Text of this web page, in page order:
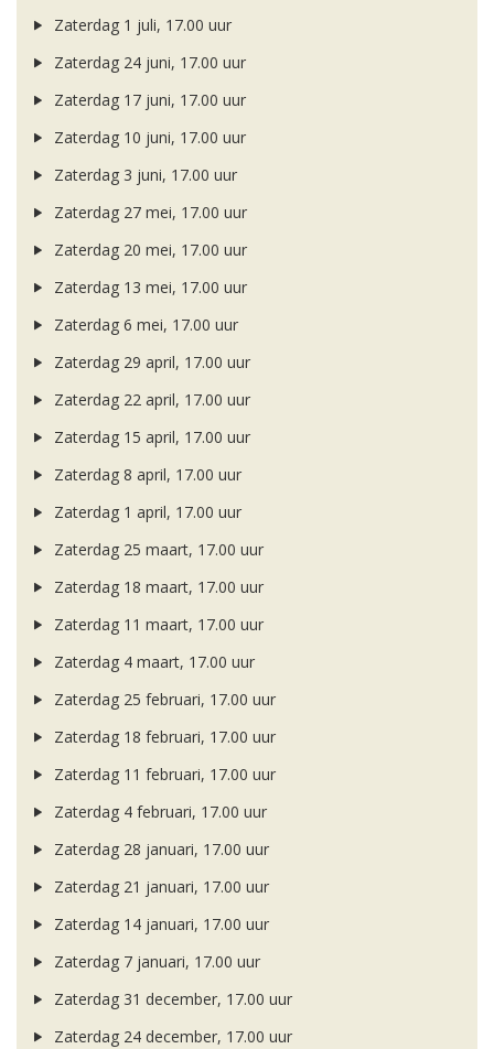
Zaterdag 1 juli, 17.00 uur
Zaterdag 24 juni, 17.00 uur
Zaterdag 17 juni, 17.00 uur
Zaterdag 10 juni, 17.00 uur
Zaterdag 3 juni, 17.00 uur
Zaterdag 27 mei, 17.00 uur
Zaterdag 20 mei, 17.00 uur
Zaterdag 13 mei, 17.00 uur
Zaterdag 6 mei, 17.00 uur
Zaterdag 29 april, 17.00 uur
Zaterdag 22 april, 17.00 uur
Zaterdag 15 april, 17.00 uur
Zaterdag 8 april, 17.00 uur
Zaterdag 1 april, 17.00 uur
Zaterdag 25 maart, 17.00 uur
Zaterdag 18 maart, 17.00 uur
Zaterdag 11 maart, 17.00 uur
Zaterdag 4 maart, 17.00 uur
Zaterdag 25 februari, 17.00 uur
Zaterdag 18 februari, 17.00 uur
Zaterdag 11 februari, 17.00 uur
Zaterdag 4 februari, 17.00 uur
Zaterdag 28 januari, 17.00 uur
Zaterdag 21 januari, 17.00 uur
Zaterdag 14 januari, 17.00 uur
Zaterdag 7 januari, 17.00 uur
Zaterdag 31 december, 17.00 uur
Zaterdag 24 december, 17.00 uur